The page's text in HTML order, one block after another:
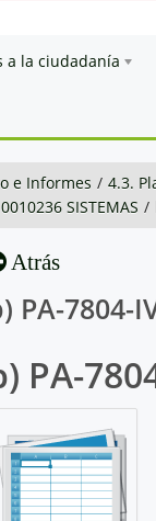
a la ciudadanía
e Informes / 4.3.
SISTEMAS /
Atrás
PA-7804-
PA-